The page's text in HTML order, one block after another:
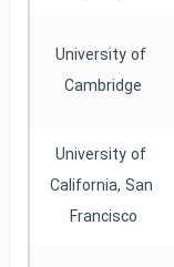
University of
Cambridge
University of
California, San
Francisco